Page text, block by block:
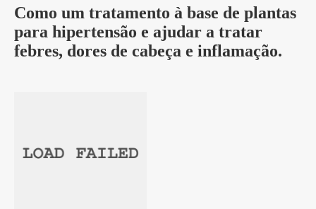
Como um tratamento à base de plantas
para hipertensão e ajudar a tratar
febres, dores de cabeça e inflamação.